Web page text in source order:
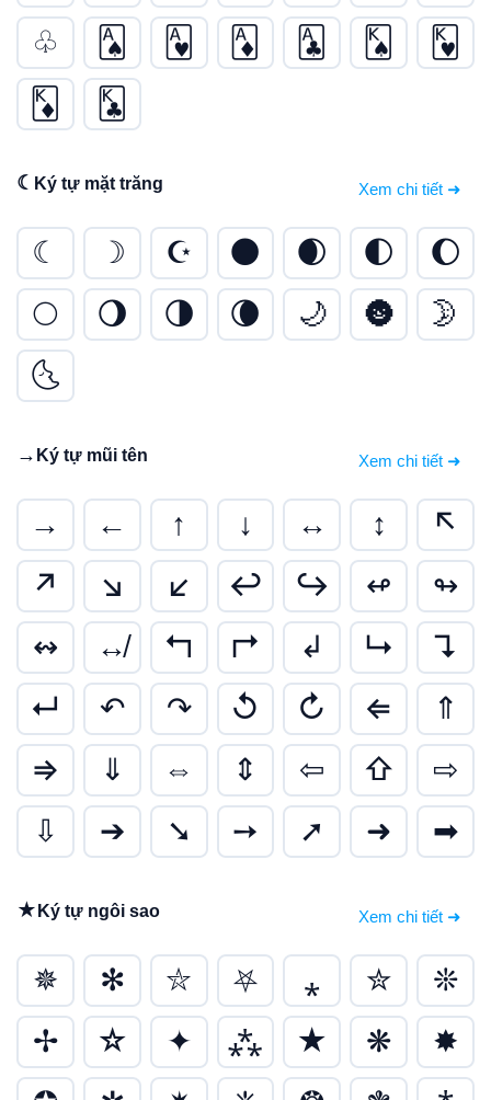
♧
🂡 🂱 🃁 🃑 🂮
🂾
🃎
🃞
☾ Ký tự mặt trăng Xem chi tiết ➜
☾ ☽ ☪ 🌑 🌒 🌓
🌔
🌕
🌖 🌗 🌘 🌙 🌚
🌛
🌜
→ Ký tự mũi tên Xem chi tiết ➜
→ ← ↑ ↓ ↔ ↕
↖
↗
↘ ↙ ↩ ↪ ↫
↬
↭
↮ ↰ ↱ ↲ ↳
↴
↵
↶ ↷ ↺ ↻ ⇐
⇑
⇒
⇓ ⇔ ⇕ ⇦ ⇧
⇨
⇩
➔ ➘ ➙ ➚ ➜ ➡
★ Ký tự ngôi sao Xem chi tiết ➜
✵ ✻ ⛥ ⛧ ⁎ ✮
❊
✢
☆ ✦ ⁂ ★ ❋
✸